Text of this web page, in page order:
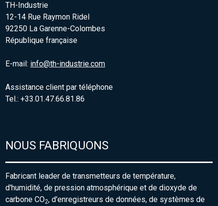
TH-Industrie
12-14 Rue Raymon Ridel
92250 La Garenne-Colombes
République française
E-mail: info@th-industrie.com
Assistance client par téléphone
Tel.: +33.01.47.66.81.86
NOUS FABRIQUONS
Fabricant leader de transmetteurs de température,
d'humidité, de pression atmosphérique et de dioxyde de
carbone CO2, d'enregistreurs de données, de systèmes de